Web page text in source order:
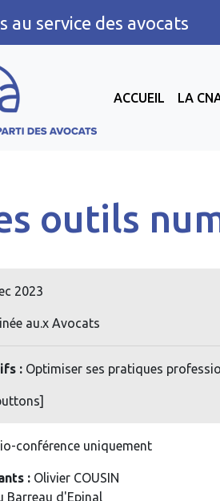
au service des avocats
ACCUEIL LA
outils
2023
au.x Avocats
: Optimiser ses pratiques
conférence uniquement
: Olivier COUSIN
Barreau d'Epinal